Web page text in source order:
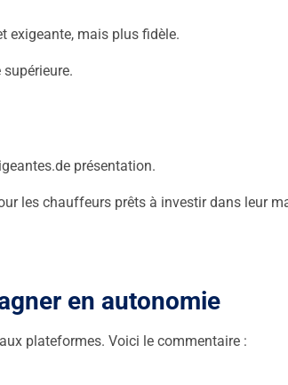
exigeante, mais plus fidèle.
présentation.
les chauffeurs prêts à investir dans leur
en autonomie
plateformes. Voici le commentaire :